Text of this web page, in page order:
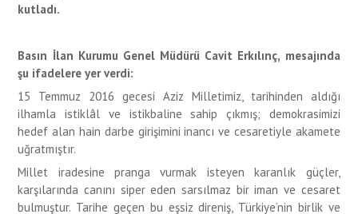
kutladı.
Basın İlan Kurumu Genel Müdürü Cavit Erkılınç, mesajında
şu ifadelere yer verdi:
15 Temmuz 2016 gecesi Aziz Milletimiz, tarihinden aldığı
ilhamla istiklâl ve istikbaline sahip çıkmış; demokrasimizi
hedef alan hain darbe girişimini inancı ve cesaretiyle akamete
uğratmıştır.
Millet iradesine pranga vurmak isteyen karanlık güçler,
karşılarında canını siper eden sarsılmaz bir iman ve cesaret
bulmuştur. Tarihe geçen bu eşsiz direniş, Türkiye’nin birlik ve